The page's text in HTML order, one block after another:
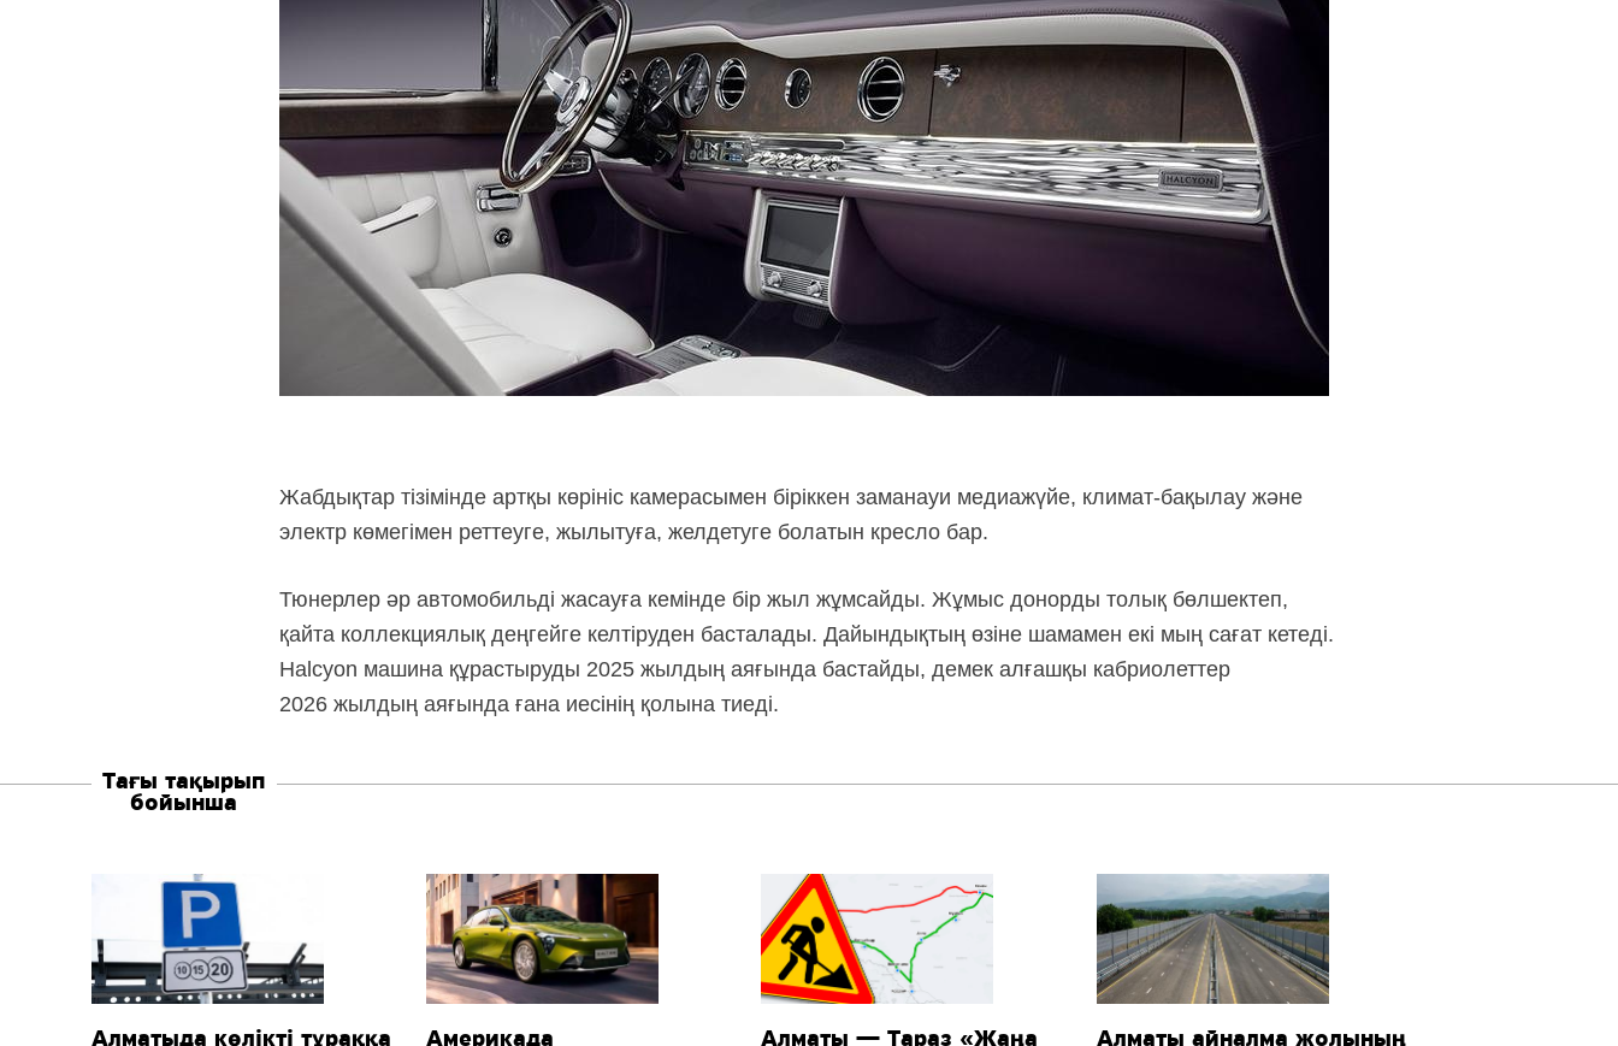
Жабдықтар тізімінде артқы көрініс камерасымен біріккен заманауи медиажүйе, климат-бақылаужәне
электр көмегімен реттеуге, жылытуға, желдетуге болатын кресло бар.
Тюнерлер әр автомобильді жасауға кемінде бір жыл жұмсайды. Жұмыс донорды толық бөлшектеп,
қайта коллекциялық деңгейге келтіруден басталады. Дайындықтың өзіне шамамен екі мың сағат кетеді.
Halcyon машина құрастыруды 2025 жылдың аяғында бастайды, демек алғашқы кабриолеттер
2026 жылдың аяғында ғана иесінің қолына тиеді.
Тағы тақырып
бойынша
Алматыда көлікті тұраққа Америкада Алматы — Тараз «Жаңа Алматы айналма жолының